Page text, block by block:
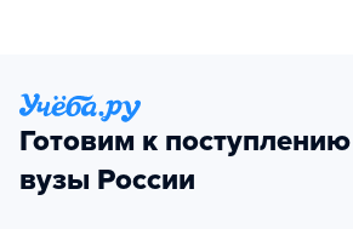
Готовим к
вузы России